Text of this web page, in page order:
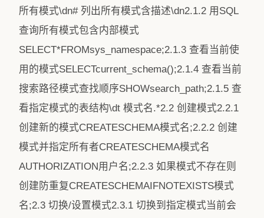
所有模式\dn# 列出所有模式含描述\dn2.1.2 用SQL
查询所有模式包含内部模式
SELECT*FROMsys_namespace;2.1.3 查看当前使
用的模式SELECTcurrent_schema();2.1.4 查看当前
搜索路径模式查找顺序SHOWsearch_path;2.1.5 查
看指定模式的表结构\dt 模式名.*2.2 创建模式2.2.1
创建新的模式CREATESCHEMA模式名;2.2.2 创建
模式并指定所有者CREATESCHEMA模式名
AUTHORIZATION用户名;2.2.3 如果模式不存在则
创建防重复CREATESCHEMAIFNOTEXISTS模式
名;2.3 切换/设置模式2.3.1 切换到指定模式当前会